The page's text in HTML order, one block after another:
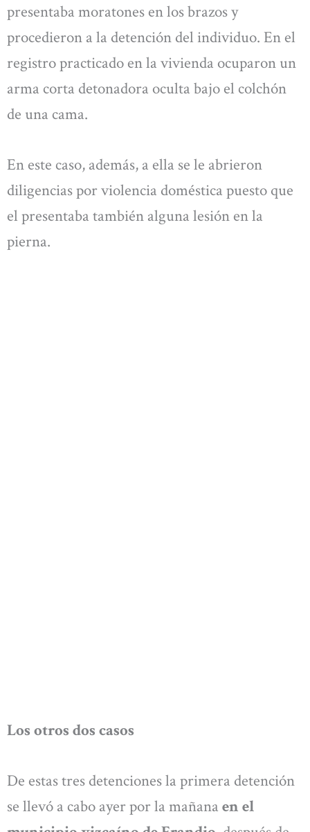
presentaba moratones en los brazos y
procedieron a la detención del individuo. En el
registro practicado en la vivienda ocuparon un
arma corta detonadora oculta bajo el colchón
de una cama.
En este caso, además, a ella se le abrieron
diligencias por violencia doméstica puesto que
el presentaba también alguna lesión en la
pierna.
Los otros dos casos
De estas tres detenciones la primera detención
se llevó a cabo ayer por la mañana en el